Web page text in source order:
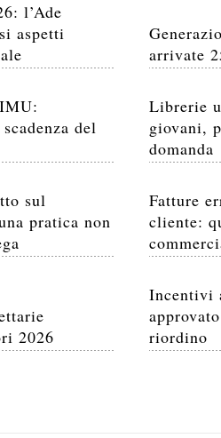
l’Ade
aspetti
arrivate
del
Librerie
giovani,
domanda
sul
pratica non
Fatture
cliente:
2026
Incentivi
riordino